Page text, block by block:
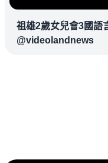
祖雄2歲女兒會3國語
@videolandnews